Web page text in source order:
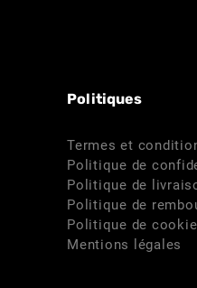
Politiques
Termes et
Politique de
Politique de
Politique de
Politique de
Mentions légales